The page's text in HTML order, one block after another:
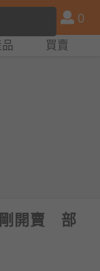
尋
產
品
比
會
員
0
買賣
剛開賣 部